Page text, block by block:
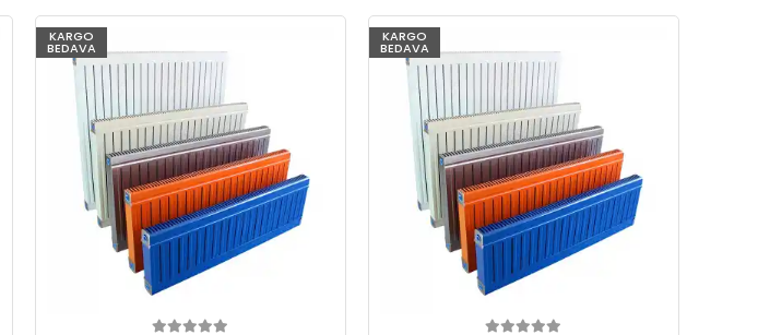
KARGO
BEDAVA
KARGO
BEDAVA